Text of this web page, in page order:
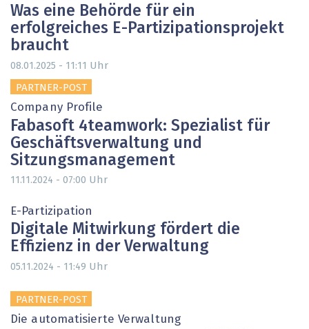
Was eine Behörde für ein
erfolgreiches E-Partizipationsprojekt
braucht
08.01.2025 - 11:11 Uhr
PARTNER-POST
Company Profile
Fabasoft 4teamwork: Spezialist für
Geschäftsverwaltung und
Sitzungsmanagement
11.11.2024 - 07:00 Uhr
E-Partizipation
Digitale Mitwirkung fördert die
Effizienz in der Verwaltung
05.11.2024 - 11:49 Uhr
PARTNER-POST
Die automatisierte Verwaltung